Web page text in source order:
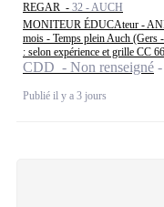
REGAR - 32 - AUCH
MONITEUR ÉDUCAteur -
mois - Temps plein Auch (Gers
: selon expérience et grille CC
CDD - Non renseigné
Publié il y a 3 jours